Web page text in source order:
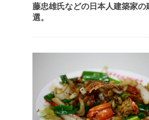
藤忠雄氏などの日本人建築家の
選。